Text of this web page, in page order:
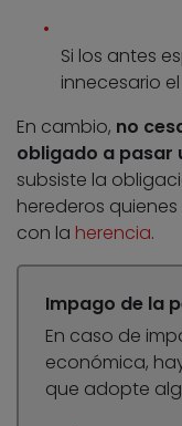
Si los antes
innecesario
En cambio, no
obligado a pasar
subsiste la
herederos
con la herencia.
Impago de la
En caso de
económica,
que adopte